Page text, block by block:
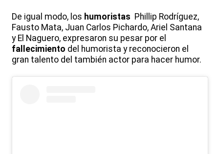
De igual modo, los humoristas Phillip Rodríguez,
Fausto Mata, Juan Carlos Pichardo, Ariel Santana
y El Naguero, expresaron su pesar por el
fallecimiento del humorista y reconocieron el
gran talento del también actor para hacer humor.